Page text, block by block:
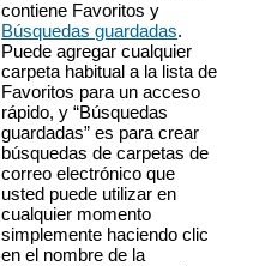
contiene Favoritos y
Búsquedas guardadas.
Puede agregar cualquier
carpeta habitual a la lista de
Favoritos para un acceso
rápido, y “Búsquedas
guardadas” es para crear
búsquedas de carpetas de
correo electrónico que
usted puede utilizar en
cualquier momento
simplemente haciendo clic
en el nombre de la